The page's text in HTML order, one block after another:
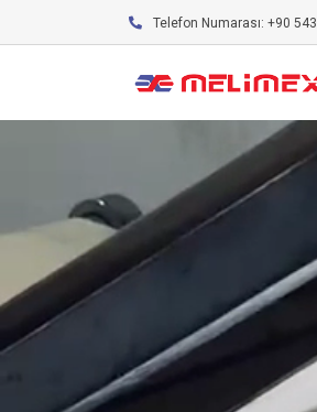
Telefon Numarası: +90